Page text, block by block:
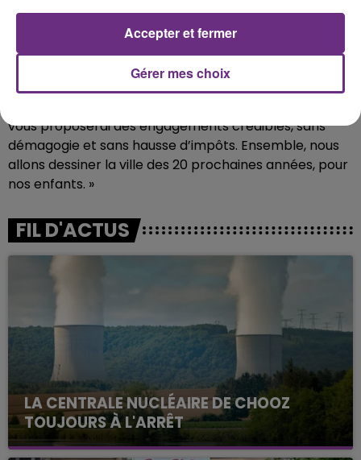
depuis 6 ans, j’irai à la rencontre de chacun d’entre
vous, où que vous habitiez, quelle que soit votre vie,
votre histoire. Je ne suis pas le candidat d’un parti,
d’une étiquette car je suis et je veux être le Maire de
tous les Rémois. Je serai au quotidien à vos côtés, avec
vous proposerai des engagements crédibles, sans
démagogie et sans hausse d’impôts. Ensemble, nous
allons dessiner la ville des 20 prochaines années, pour
nos enfants. »
FIL D'ACTUS
LA CENTRALE NUCLÉAIRE DE CHOOZ
TOUJOURS À L'ARRÊT
Cela fait déjà une semaine que la centrale
Gérer mes choix
Accepter et fermer